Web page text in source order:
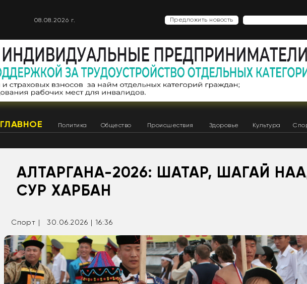
08.08.2026 г. Предложить новость
ГЛАВНОЕ Политика Общество Происшествия Здоровье Культура
АЛТАРГАНА-2026: ШАТАР, ШАГАЙ
СУР ХАРБАН
Спорт | 30.06.2026 | 16:36